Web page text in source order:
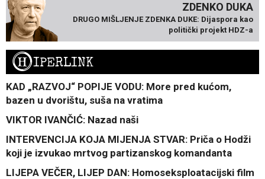
ZDENKO DUKA
DRUGO MIŠLJENJE ZDENKA DUKE: Dijaspora kao
politički projekt HDZ-a
HIPERLINK
KAD „RAZVOJ“ POPIJE VODU: More pred kućom,
bazen u dvorištu, suša na vratima
VIKTOR IVANČIĆ: Nazad naši
INTERVENCIJA KOJA MIJENJA STVAR: Priča o Hodži
koji je izvukao mrtvog partizanskog komandanta
LIJEPA VEČER, LIJEP DAN: Homoseksploatacijski film